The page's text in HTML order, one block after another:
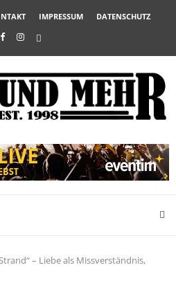
IMPRESSUM DATENSCHUTZ
– Liebe als Missverständnis,